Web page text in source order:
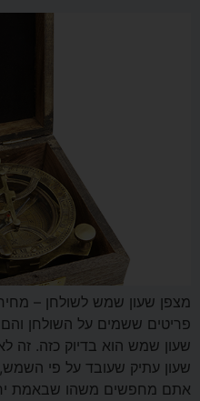
מצפן שעון שמש לשולחן –
פריטים ששמים על השולחן
שעון שמש הוא בדיוק כזה. זה
שעון עתיק שעובד על פי השמש,
אתם מחפשים משהו שבאמת